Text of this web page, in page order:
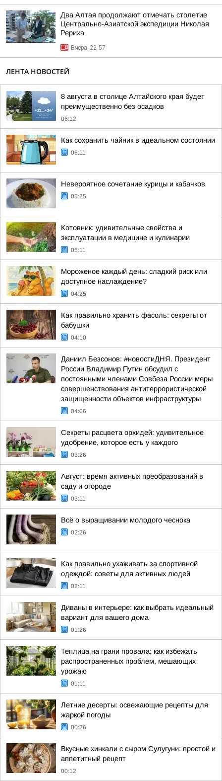
Два Алтая продолжают отмечать столетие
Центрально-Азиатской экспедиции Николая
Рериха
Вчера, 22:57
ЛЕНТА НОВОСТЕЙ
8 августа в столице Алтайского края будет
преимущественно без осадков
06:12
Как сохранить чайник в идеальном состоянии
06:11
Невероятное сочетание курицы и кабачков
05:25
Котовник: удивительные свойства и
эксплуатации в медицине и кулинарии
05:11
Мороженое каждый день: сладкий риск или
доступное наслаждение?
04:25
Как правильно хранить фасоль: секреты от
бабушки
04:10
Даниил Безсонов: #новостиДНЯ. Президент
России Владимир Путин обсудил с
постоянными членами Совбеза России меры
совершенствования антитеррористической
защищенности объектов инфраструктуры
04:06
Секреты расцвета орхидей: удивительное
удобрение, которое есть у каждого
03:26
Август: время активных преобразований в
саду и огороде
03:11
Всё о выращивании молодого чеснока
02:26
Как правильно ухаживать за спортивной
одеждой: советы для активных людей
02:11
Диваны в интерьере: как выбрать идеальный
вариант для вашего дома
01:26
Теплица на грани провала: как избежать
распространенных проблем, мешающих
урожаю
01:11
Летние десерты: освежающие рецепты для
жаркой погоды
00:26
Вкусные хинкали с сыром Сулугуни: простой и
аппетитный рецепт
00:12